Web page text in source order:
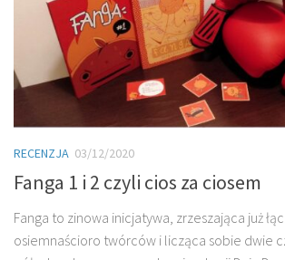
RECENZJA 03/12/2020
Fanga 1 i 2 czyli cios za ciosem
Fanga to zinowa inicjatywa, zrzeszająca już
osiemnaścioro twórców i licząca sobie dwie